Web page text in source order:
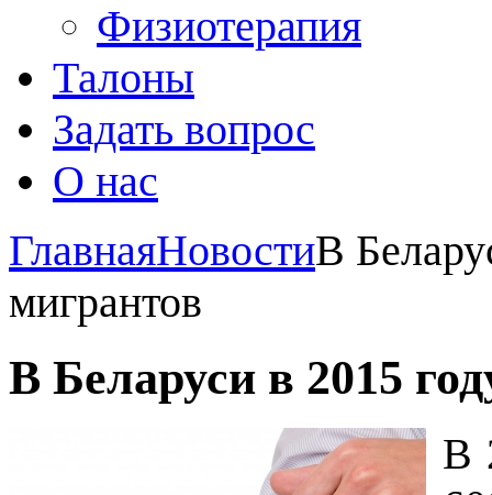
Физиотерапия
Талоны
Задать вопрос
О нас
ГлавнаяНовостиВ
мигрантов
В Беларуси в 2015
В